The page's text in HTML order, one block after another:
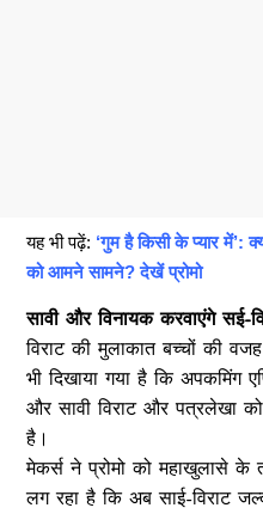
यह भी पढ़ें: ‘गुम है किसी के प्यार में’:
को आमने सामने? देखें प्रोमो
सावी और विनायक करवाएंगे सई-
विराट की मुलाकात बच्चों की
भी दिखाया गया है कि अपकमिंग
और सावी विराट और पत्रलेखा
है।
मेकर्स ने प्रोमो को महाखुलासे
लग रहा है कि अब साई-विराट